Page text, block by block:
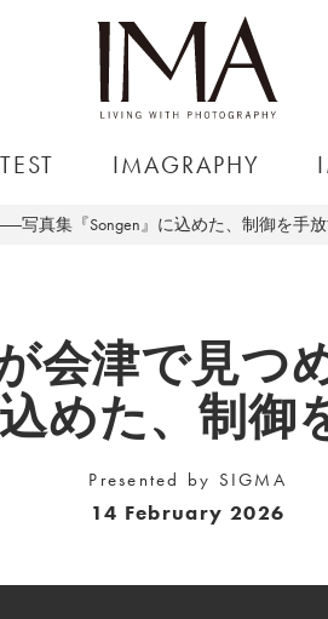
IMAGRAPHY
真集『Songen』に込めた、制御を手
会津で見
めた、制御
Presented by SIGMA
14 February 2026